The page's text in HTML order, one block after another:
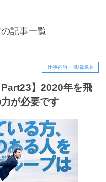
の記事一覧
仕事内容・職場環境
】2020年を飛
が必要です